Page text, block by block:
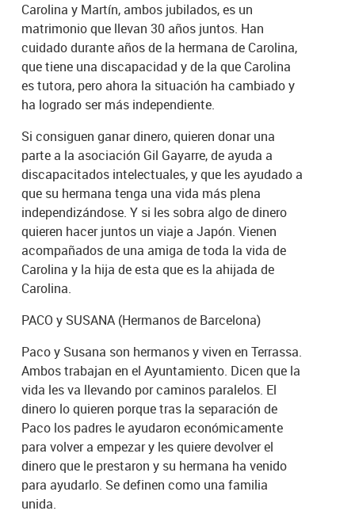
Carolina y Martín, ambos jubilados, es un
matrimonio que llevan 30 años juntos. Han
cuidado durante años de la hermana de Carolina,
que tiene una discapacidad y de la que Carolina
es tutora, pero ahora la situación ha cambiado y
ha logrado ser más independiente.
Si consiguen ganar dinero, quieren donar una
parte a la asociación Gil Gayarre, de ayuda a
discapacitados intelectuales, y que les ayudado a
que su hermana tenga una vida más plena
independizándose. Y si les sobra algo de dinero
quieren hacer juntos un viaje a Japón. Vienen
acompañados de una amiga de toda la vida de
Carolina y la hija de esta que es la ahijada de
Carolina.
PACO y SUSANA (Hermanos de Barcelona)
Paco y Susana son hermanos y viven en Terrassa.
Ambos trabajan en el Ayuntamiento. Dicen que la
vida les va llevando por caminos paralelos. El
dinero lo quieren porque tras la separación de
Paco los padres le ayudaron económicamente
para volver a empezar y les quiere devolver el
dinero que le prestaron y su hermana ha venido
para ayudarlo. Se definen como una familia
unida.